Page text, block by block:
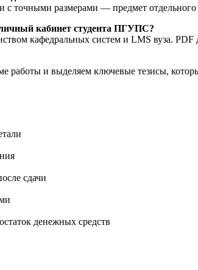
размерами — предмет отдельного
кабинет студента ПГУПС?
кафедральных систем и LMS вуза. PDF
и выделяем ключевые тезисы,
сдачи
денежных средств